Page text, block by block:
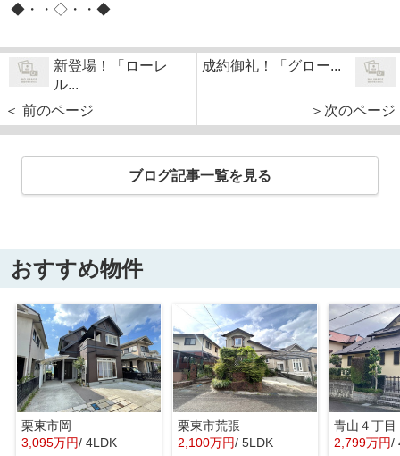
◆・・◇・・◆
新登場！「ローレ
ル...
＜ 前のページ
成約御礼！「グロー...
＞次のページ
ブログ記事一覧を見る
おすすめ物件
栗東市岡
3,095万円/ 4LDK
栗東市荒張
2,100万円/ 5LDK
青山４丁目
2,799万円/